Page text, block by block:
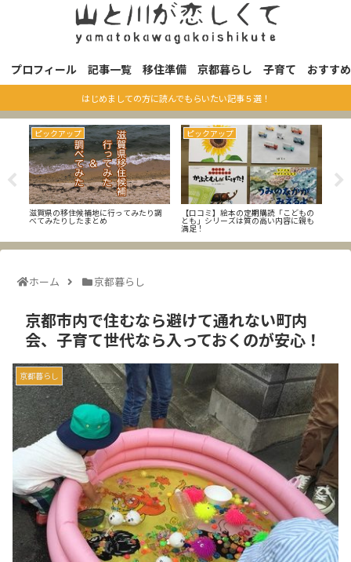
プロフィール 記事一覧 移住準備 京都暮らし 子育て おすすめ
はじめましての方に読んでもらいたい記事５選！
ピックアップ
滋賀県の移住候補地に行ってみたり調
べてみたりしたまとめ
ピックアップ
【口コミ】絵本の定期購読「こどもの
とも」シリーズは質の高い内容に親も
満足！
ホーム 京都暮らし
京都市内で住むなら避けて通れない町内
会、子育て世代なら入っておくのが安心！
京都暮らし